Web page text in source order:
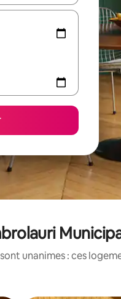
unanimes : ces